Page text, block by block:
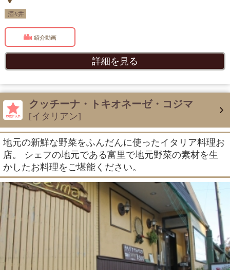
酒々井
紹介動画
詳細を見る
クッチーナ・トキオネーゼ・コジマ
[イタリアン]
地元の新鮮な野菜をふんだんに使ったイタリア料理お
店。 シェフの地元である富里で地元野菜の素材を生
かしたお料理をご堪能ください。